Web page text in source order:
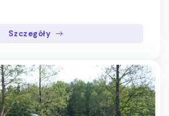
Szczegóły